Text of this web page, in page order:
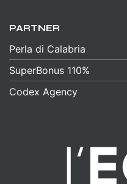
PARTNER
Perla di Calabria
SuperBonus 110%
Codex Agency